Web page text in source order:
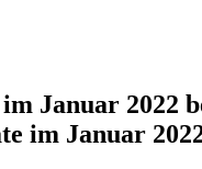
Januar 2022
im Januar